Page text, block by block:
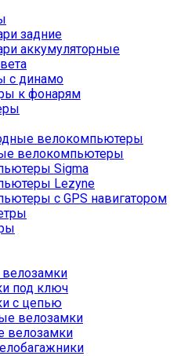
задние
аккумуляторные
с динамо
к фонарям
велокомпьютеры
велокомпьютеры
Sigma
Lezyne
с GPS навигатором
под ключ
с цепью
велозамки
велозамки